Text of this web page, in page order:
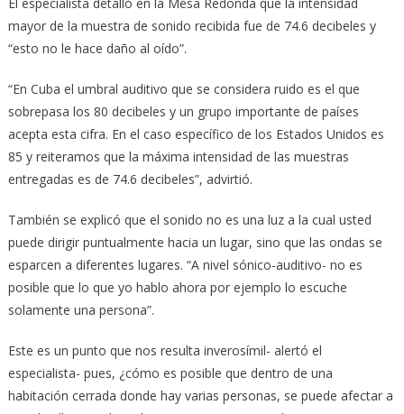
mayor de la muestra de sonido recibida fue de 74.6 decibeles y
“esto no le hace daño al oído”.
“En Cuba el umbral auditivo que se considera ruido es el que
sobrepasa los 80 decibeles y un grupo importante de países
acepta esta cifra. En el caso específico de los Estados Unidos es
85 y reiteramos que la máxima intensidad de las muestras
entregadas es de 74.6 decibeles”, advirtió.
También se explicó que el sonido no es una luz a la cual usted
puede dirigir puntualmente hacia un lugar, sino que las ondas se
esparcen a diferentes lugares. “A nivel sónico-auditivo- no es
posible que lo que yo hablo ahora por ejemplo lo escuche
solamente una persona”.
Este es un punto que nos resulta inverosímil- alertó el
especialista- pues, ¿cómo es posible que dentro de una
habitación cerrada donde hay varias personas, se puede afectar a